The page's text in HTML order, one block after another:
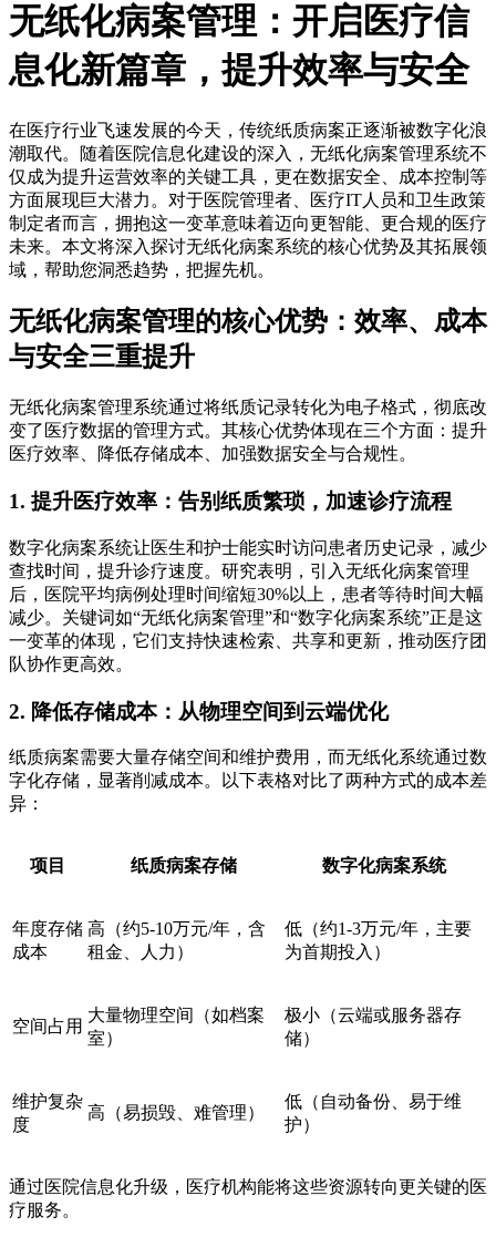
无纸化病案管理：开启医疗信
息化新篇章，提升效率与安全
在医疗行业飞速发展的今天，传统纸质病案正逐渐被数字化浪
潮取代。随着医院信息化建设的深入，无纸化病案管理系统不
仅成为提升运营效率的关键工具，更在数据安全、成本控制等
方面展现巨大潜力。对于医院管理者、医疗IT人员和卫生政策
制定者而言，拥抱这一变革意味着迈向更智能、更合规的医疗
未来。本文将深入探讨无纸化病案系统的核心优势及其拓展领
域，帮助您洞悉趋势，把握先机。
无纸化病案管理的核心优势：效率、成本
与安全三重提升
无纸化病案管理系统通过将纸质记录转化为电子格式，彻底改
变了医疗数据的管理方式。其核心优势体现在三个方面：提升
医疗效率、降低存储成本、加强数据安全与合规性。
1. 提升医疗效率：告别纸质繁琐，加速诊疗流程
数字化病案系统让医生和护士能实时访问患者历史记录，减少
查找时间，提升诊疗速度。研究表明，引入无纸化病案管理
后，医院平均病例处理时间缩短30%以上，患者等待时间大幅
减少。关键词如“无纸化病案管理”和“数字化病案系统”正是这
一变革的体现，它们支持快速检索、共享和更新，推动医疗团
队协作更高效。
2. 降低存储成本：从物理空间到云端优化
纸质病案需要大量存储空间和维护费用，而无纸化系统通过数
字化存储，显著削减成本。以下表格对比了两种方式的成本差
异：
项目 纸质病案存储 数字化病案系统
年度存储
成本
高（约5-10万元/年，含
租金、人力）
低（约1-3万元/年，主要
为首期投入）
空间占用
大量物理空间（如档案
室）
极小（云端或服务器存
储）
维护复杂
度
高（易损毁、难管理）
低（自动备份、易于维
护）
通过医院信息化升级，医疗机构能将这些资源转向更关键的医
疗服务。